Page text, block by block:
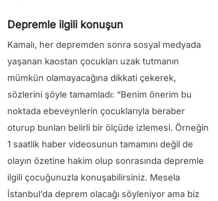
Depremle ilgili konuşun
Kamalı, her depremden sonra sosyal medyada
yaşanan kaostan çocukları uzak tutmanın
mümkün olamayacağına dikkati çekerek,
sözlerini şöyle tamamladı: “Benim önerim bu
noktada ebeveynlerin çocuklarıyla beraber
oturup bunları belirli bir ölçüde izlemesi. Örneğin
1 saatlik haber videosunun tamamını değil de
olayın özetine hakim olup sonrasında depremle
ilgili çocuğunuzla konuşabilirsiniz. Mesela
İstanbul’da deprem olacağı söyleniyor ama biz